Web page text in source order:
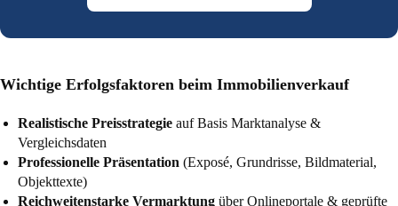
Wichtige Erfolgsfaktoren beim Immobilienverkauf
Realistische Preisstrategie auf Basis Marktanalyse &
Vergleichsdaten
Professionelle Präsentation (Exposé, Grundrisse, Bildmaterial,
Objekttexte)
Reichweitenstarke Vermarktung über Onlineportale & geprüfte